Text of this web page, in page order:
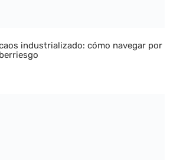
industrializado: cómo navegar por